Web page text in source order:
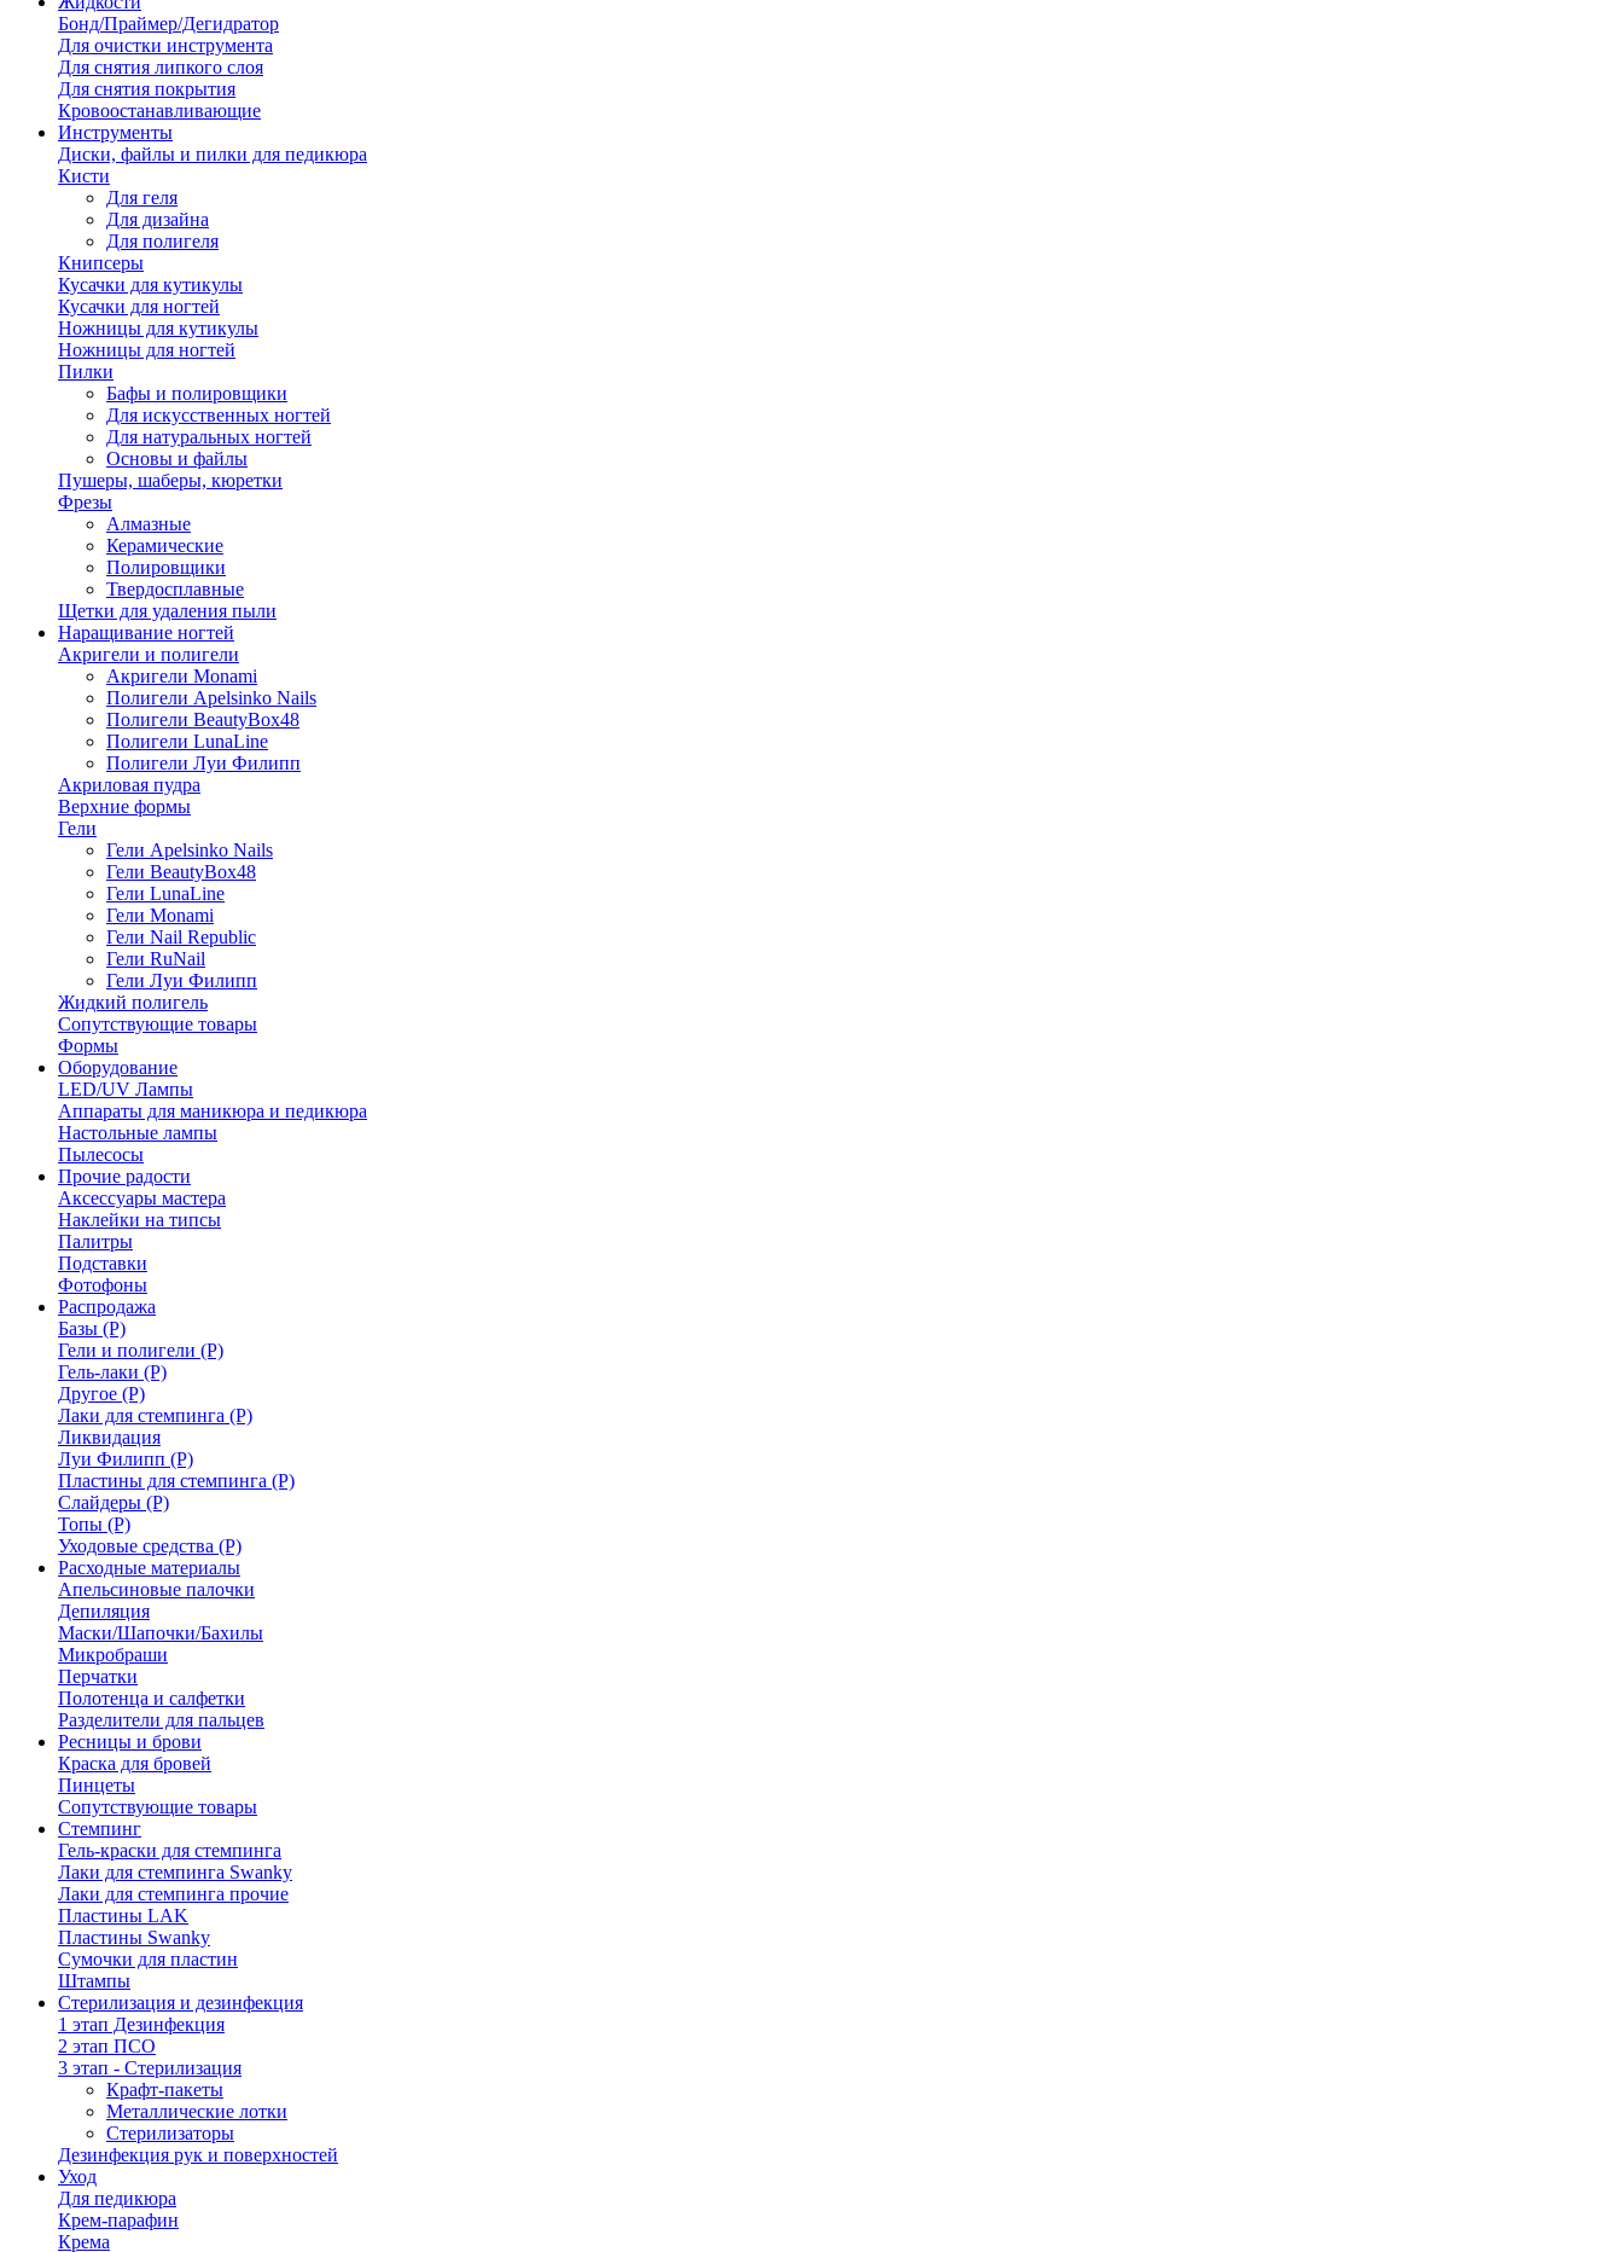
Бонд/Праймер/Дегидратор
Для очистки инструмента
Для снятия липкого слоя
Для снятия покрытия
Кровоостанавливающие
Инструменты
Диски, файлы и пилки для педикюра
Кисти
Для геля
Для дизайна
Для полигеля
Книпсеры
Кусачки для кутикулы
Кусачки для ногтей
Ножницы для кутикулы
Ножницы для ногтей
Пилки
Бафы и полировщики
Для искусственных ногтей
Для натуральных ногтей
Основы и файлы
Пушеры, шаберы, кюретки
Фрезы
Алмазные
Керамические
Полировщики
Твердосплавные
Щетки для удаления пыли
Наращивание ногтей
Акригели и полигели
Акригели Monami
Полигели Apelsinko Nails
Полигели BeautyBox48
Полигели LunaLine
Полигели Луи Филипп
Акриловая пудра
Верхние формы
Гели
Гели Apelsinko Nails
Гели BeautyBox48
Гели LunaLine
Гели Monami
Гели Nail Republic
Гели RuNail
Гели Луи Филипп
Жидкий полигель
Сопутствующие товары
Формы
Оборудование
LED/UV Лампы
Аппараты для маникюра и педикюра
Настольные лампы
Пылесосы
Прочие радости
Аксессуары мастера
Наклейки на типсы
Палитры
Подставки
Фотофоны
Распродажа
Базы (Р)
Гели и полигели (Р)
Гель-лаки (Р)
Другое (Р)
Лаки для стемпинга (Р)
Ликвидация
Луи Филипп (Р)
Пластины для стемпинга (Р)
Слайдеры (Р)
Топы (Р)
Уходовые средства (Р)
Расходные материалы
Апельсиновые палочки
Депиляция
Маски/Шапочки/Бахилы
Микробраши
Перчатки
Полотенца и салфетки
Разделители для пальцев
Ресницы и брови
Краска для бровей
Пинцеты
Сопутствующие товары
Стемпинг
Гель-краски для стемпинга
Лаки для стемпинга Swanky
Лаки для стемпинга прочие
Пластины LAK
Пластины Swanky
Сумочки для пластин
Штампы
Стерилизация и дезинфекция
1 этап Дезинфекция
2 этап ПСО
3 этап - Стерилизация
Крафт-пакеты
Металлические лотки
Стерилизаторы
Дезинфекция рук и поверхностей
Уход
Для педикюра
Крем-парафин
Крема